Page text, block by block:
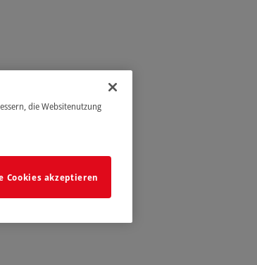
die Websitenutzung
Cookies akzeptieren